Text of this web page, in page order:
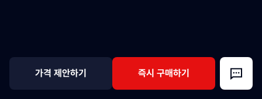
가격 제안하기 즉시 구매하기